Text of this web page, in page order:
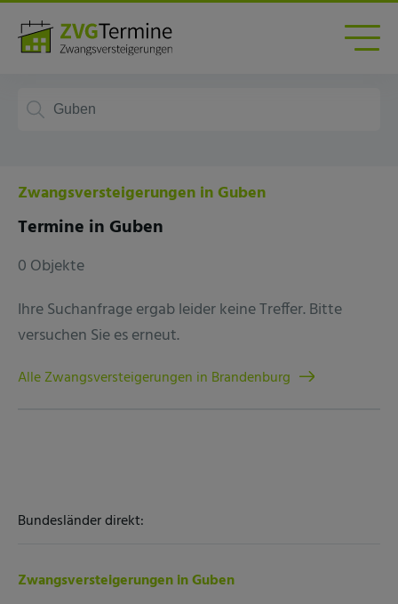
Zwangsversteigerungen in Guben
Termine in Guben
0 Objekte
Ihre Suchanfrage ergab leider keine Treffer. Bitte
versuchen Sie es erneut.
Alle Zwangsversteigerungen in Brandenburg
Bundesländer direkt:
Zwangsversteigerungen in Guben